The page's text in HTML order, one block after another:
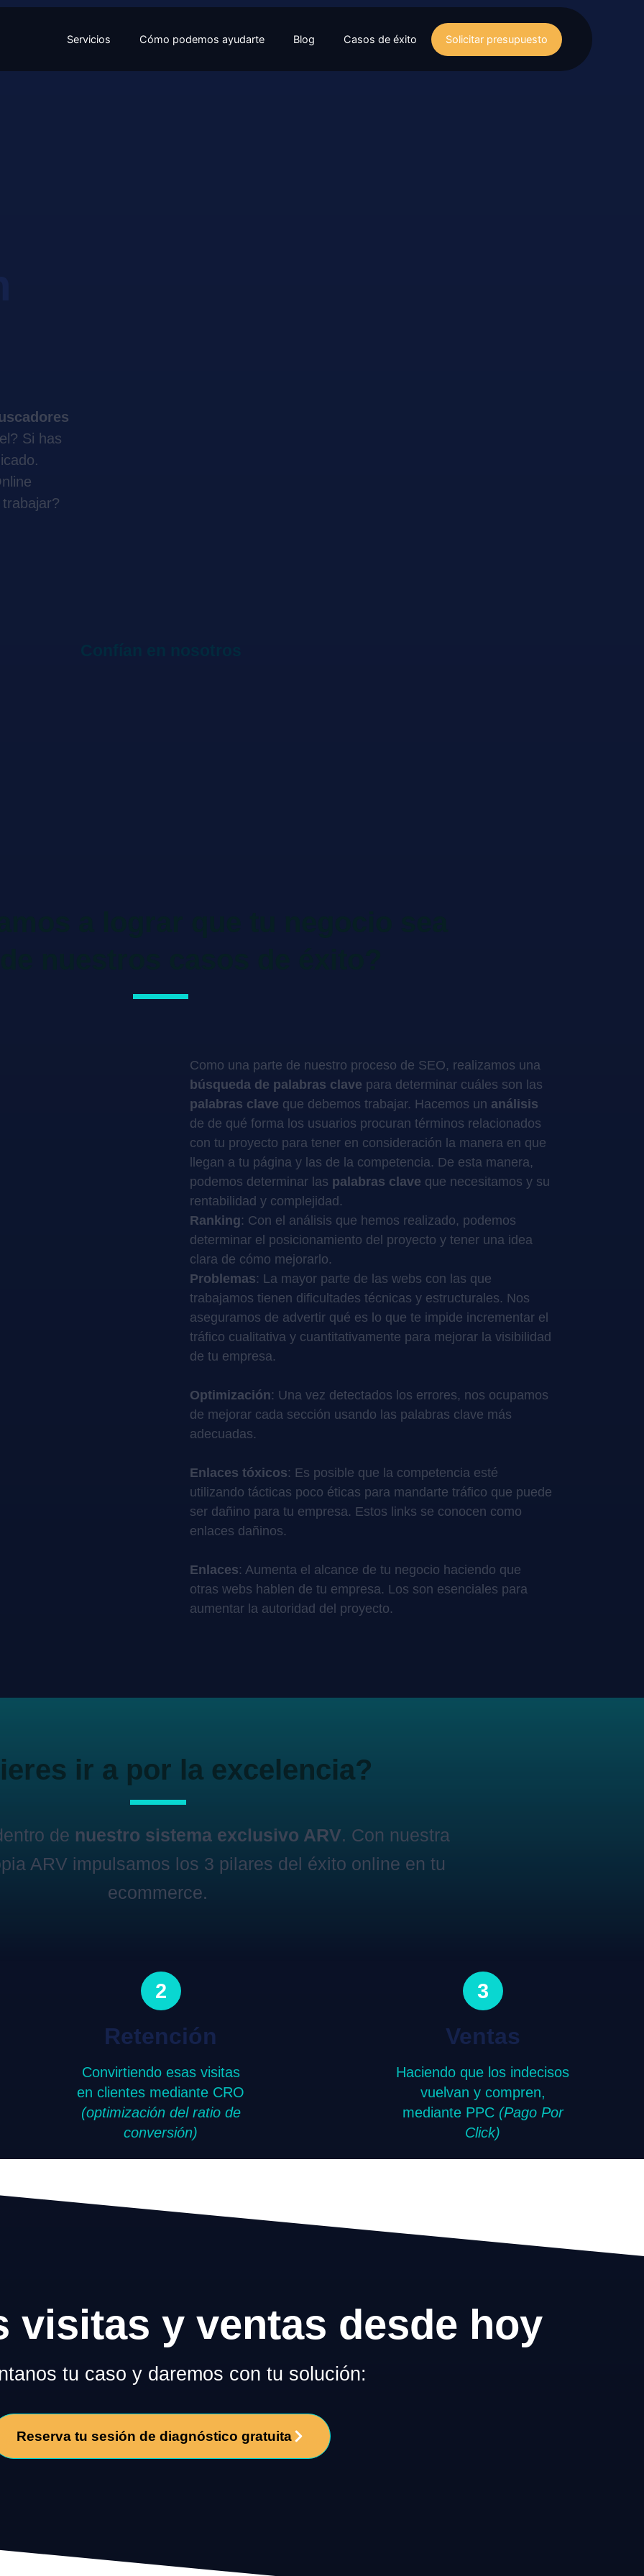
Servicios Cómo podemos ayudarte Blog Casos de éxito Solicitar presupuesto
Si has
Como una parte de nuestro proceso de SEO, realizamos una
búsqueda de palabras clave para determinar cuáles son las
palabras clave que debemos trabajar. Hacemos un análisis
de de qué forma los usuarios procuran términos relacionados
con tu proyecto para tener en consideración la manera en que
llegan a tu página y las de la competencia. De esta manera,
podemos determinar las palabras clave que necesitamos y su
rentabilidad y complejidad.
Ranking: Con el análisis que hemos realizado, podemos
determinar el posicionamiento del proyecto y tener una idea
clara de cómo mejorarlo.
Problemas: La mayor parte de las webs con las que
trabajamos tienen dificultades técnicas y estructurales. Nos
aseguramos de advertir qué es lo que te impide incrementar el
tráfico cualitativa y cuantitativamente para mejorar la visibilidad
de tu empresa.
Optimización: Una vez detectados los errores, nos ocupamos
de mejorar cada sección usando las palabras clave más
adecuadas.
Enlaces tóxicos: Es posible que la competencia esté
utilizando tácticas poco éticas para mandarte tráfico que puede
ser dañino para tu empresa. Estos links se conocen como
enlaces dañinos.
Enlaces: Aumenta el alcance de tu negocio haciendo que
otras webs hablen de tu empresa. Los son esenciales para
aumentar la autoridad del proyecto.
ir a por la excelencia?
de nuestro sistema exclusivo ARV. Con nuestra
ARV impulsamos los 3 pilares del éxito online en tu
ecommerce.
2
Retención
Convirtiendo esas visitas
en clientes mediante CRO
(optimización del ratio de
conversión)
3
Ventas
Haciendo que los indecisos
vuelvan y compren,
mediante PPC (Pago Por
Click)
visitas y ventas desde hoy
tu caso y daremos con tu solución:
Reserva tu sesión de diagnóstico gratuita